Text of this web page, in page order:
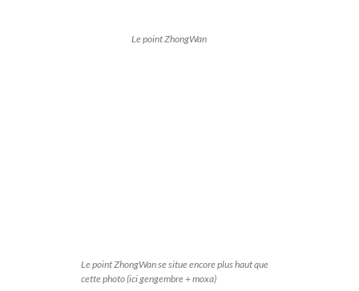
Le point ZhongWan
Le point ZhongWan se situe encore plus haut que
cette photo (ici gengembre + moxa)